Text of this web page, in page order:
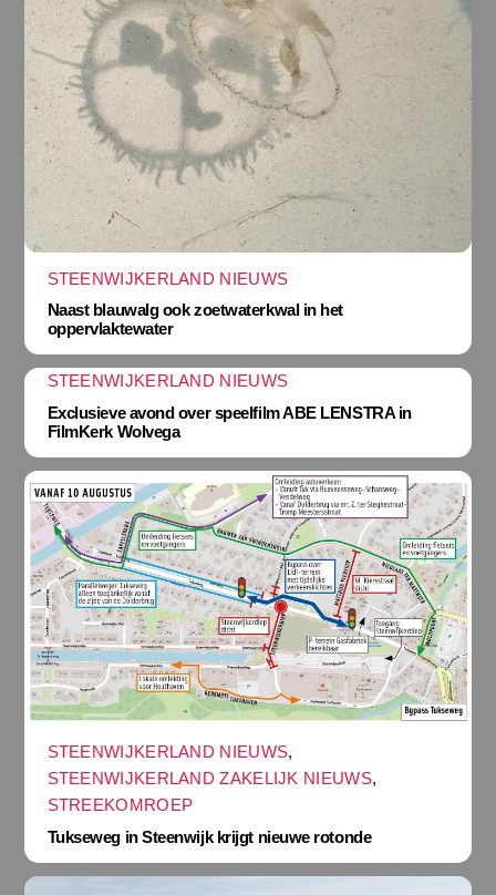
STEENWIJKERLAND NIEUWS
Naast blauwalg ook zoetwaterkwal in het
oppervlaktewater
STEENWIJKERLAND NIEUWS
Exclusieve avond over speelfilm ABE LENSTRA in
FilmKerk Wolvega
STEENWIJKERLAND NIEUWS,
STEENWIJKERLAND ZAKELIJK NIEUWS,
STREEKOMROEP
Tukseweg in Steenwijk krijgt nieuwe rotonde